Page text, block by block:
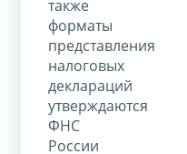
также
форматы
представления
налоговых
деклараций
утверждаются
ФНС
России